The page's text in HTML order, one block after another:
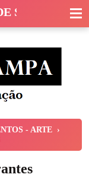
SÃO PAULO
- ARTE ›